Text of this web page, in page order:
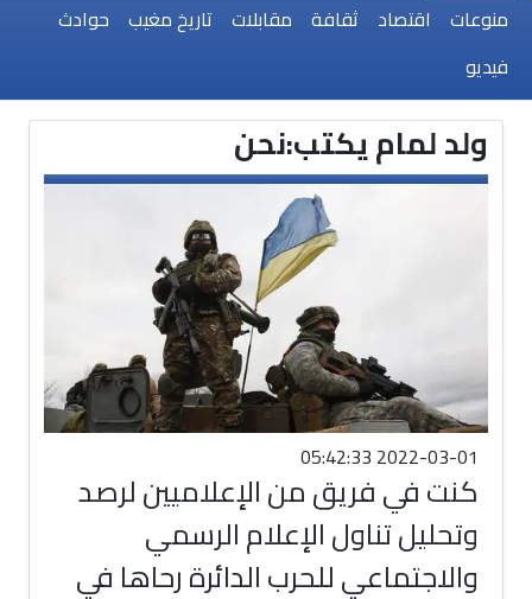
منوعات اقتصاد ثقافة مقابلات تاريخ مغيب حوادث
فيديو
ولد لمام يكتب:نحن
2022-03-01 05:42:33
كنت في فريق من الإعلاميين لرصد
وتحليل تناول الإعلام الرسمي
والاجتماعي للحرب الدائرة رحاها في